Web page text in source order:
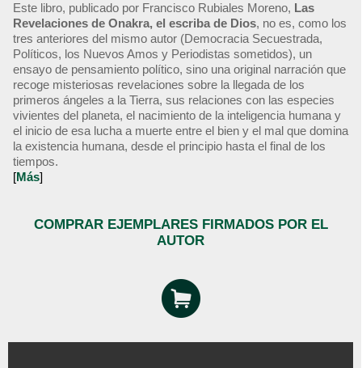
Este libro, publicado por Francisco Rubiales Moreno, Las
Revelaciones de Onakra, el escriba de Dios, no es, como los
tres anteriores del mismo autor (Democracia Secuestrada,
Políticos, los Nuevos Amos y Periodistas sometidos), un
ensayo de pensamiento político, sino una original narración que
recoge misteriosas revelaciones sobre la llegada de los
primeros ángeles a la Tierra, sus relaciones con las especies
vivientes del planeta, el nacimiento de la inteligencia humana y
el inicio de esa lucha a muerte entre el bien y el mal que domina
la existencia humana, desde el principio hasta el final de los
tiempos.
[Más]
COMPRAR EJEMPLARES FIRMADOS POR EL
AUTOR